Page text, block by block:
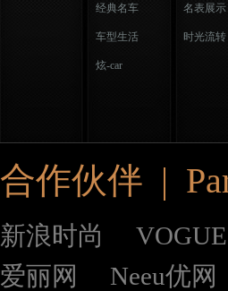
经典名车
车型生活
炫-car
名表展示
时光流转
合作伙伴 |
新浪时尚
爱丽网
Neeu优网